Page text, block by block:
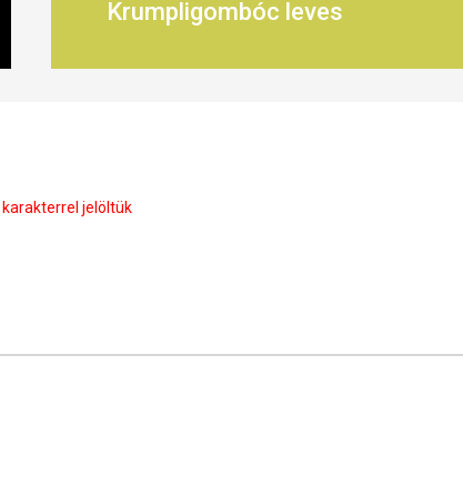
Krumpligombóc leves
karakterrel jelöltük